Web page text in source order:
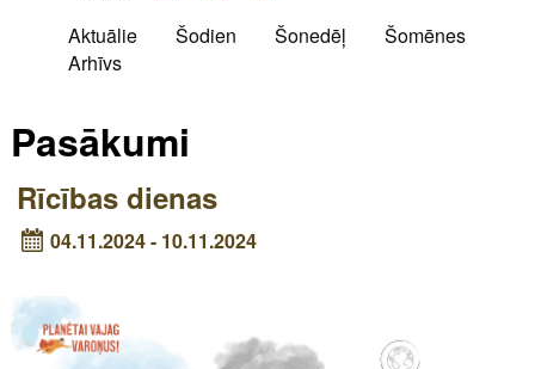
Aktuālie
Šodien Šonedēļ
Šomēnes
Arhīvs
Pasākumi
Rīcības dienas
04.11.2024 - 10.11.2024